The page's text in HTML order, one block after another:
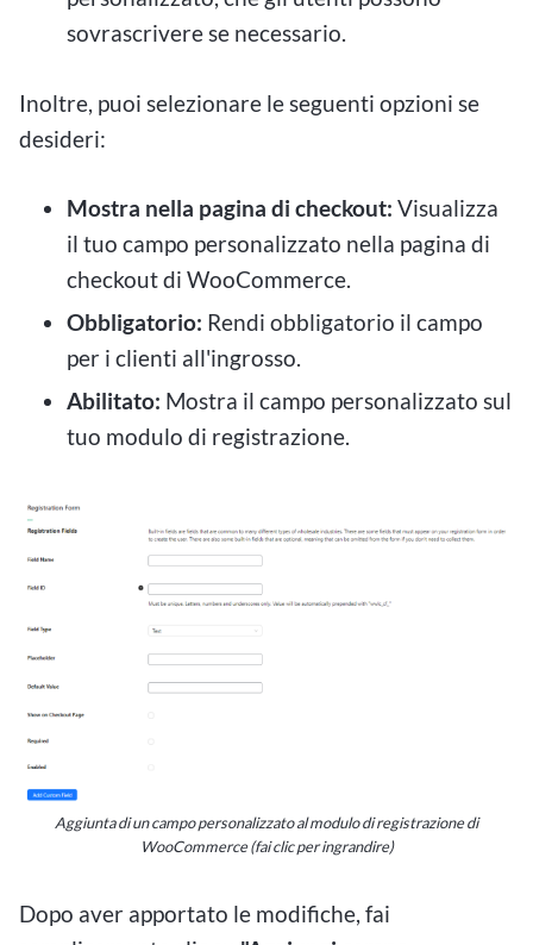
sovrascrivere se necessario.
Inoltre, puoi selezionare le seguenti opzioni se
desideri:
Mostra nella pagina di checkout: Visualizza
il tuo campo personalizzato nella pagina di
checkout di WooCommerce.
Obbligatorio: Rendi obbligatorio il campo
per i clienti all'ingrosso.
Abilitato: Mostra il campo personalizzato sul
tuo modulo di registrazione.
Aggiunta di un campo personalizzato al modulo di registrazione di
WooCommerce (fai clic per ingrandire)
Dopo aver apportato le modifiche, fai